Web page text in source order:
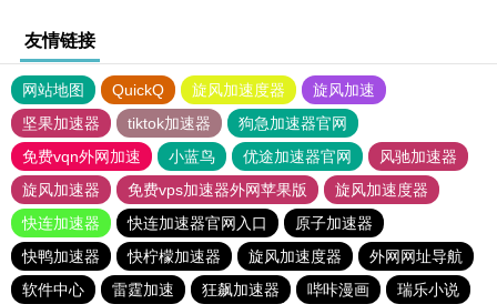
友情链接
网站地图 QuickQ 旋风加速度器
旋风加速
坚果加速器
tiktok加速器
狗急加速器官网
免费vqn外网加速
小蓝鸟 优途加速器官网
风驰加速器
旋风加速器
免费vps加速器外网苹果版
旋风加速度器
快连加速器
快连加速器官网入口
原子加速器
快鸭加速器
快柠檬加速器 旋风加速度器
外网网址导航
软件中心
雷霆加速 狂飙加速器 哔咔漫画
瑞乐小说